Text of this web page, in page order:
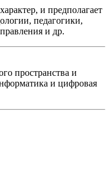
характер, и предполагает
педагогики,
и др.
пространства и
и цифровая